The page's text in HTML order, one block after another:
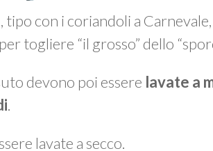
tipo con i coriandoli a
togliere “il grosso” dello
devono poi essere lavate a
.
lavate a secco.